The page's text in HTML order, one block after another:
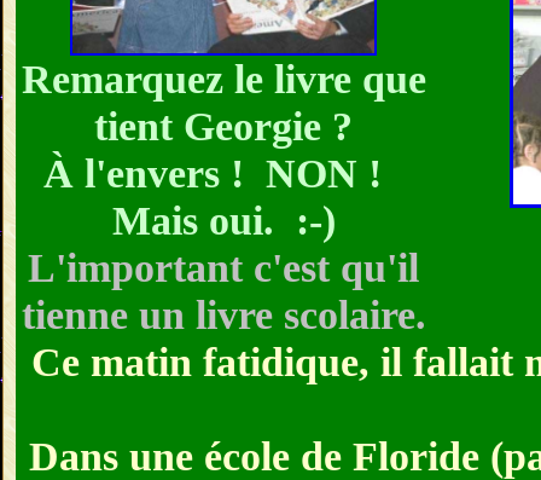
Remarquezle livre que
tient Georgie ?
À l'envers ! NON !
Mais oui. :-)
L'important c'est qu'il
tienne un livre scolaire.
Ce matin fatidique, il fallait
Dans une école de Floride